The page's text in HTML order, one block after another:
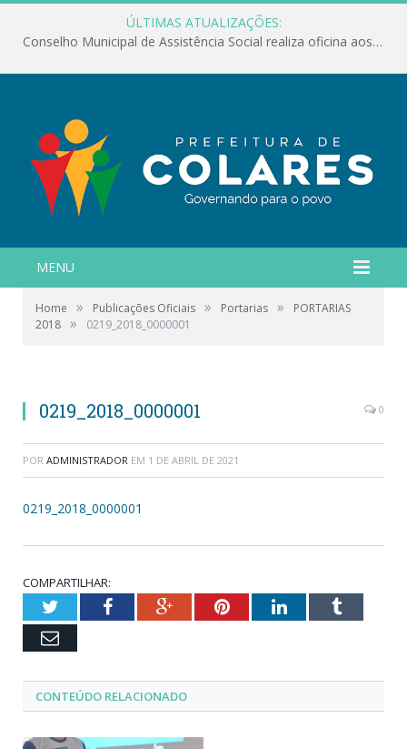
ÚLTIMAS ATUALIZAÇÕES:
Conselho Municipal de Assistência Social realiza oficina aos servidores
MENU
Home » Publicações Oficiais » Portarias »
PORTARIAS
2018 » 0219_2018_0000001
0219_2018_0000001 0
POR ADMINISTRADOR EM 1 DE ABRIL DE 2021
0219_2018_0000001
COMPARTILHAR:
TwitterFacebookGoogle+PinterestLinkedInTumblr
Email
CONTEÚDO RELACIONADO